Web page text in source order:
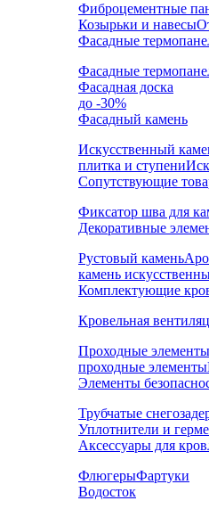
Фиброцементные
Козырьки и навесы
Фасадные
Фасадные
Фасадная доска
до -30%
Фасадный камень
Искусственный
плитка и ступени
Сопутствующие
Фиксатор шва для
Декоративные
Рустовый камень
камень
Комплектующие
Кровельная
Проходные элементы
проходные элементы
Элементы
Трубчатые
Уплотнители и
Аксессуары для
ФлюгерыФартуки
Водосток